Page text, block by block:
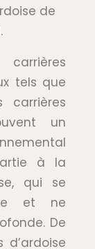
de
tels que
un
à la
qui se
et ne
De
d’ardoise